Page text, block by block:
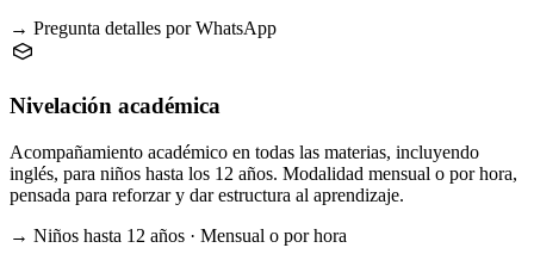
→ Pregunta detalles por WhatsApp
Nivelación académica
Acompañamiento académico en todas las materias, incluyendo
inglés, para niños hasta los 12 años. Modalidad mensual o por hora,
pensada para reforzar y dar estructura al aprendizaje.
→ Niños hasta 12 años · Mensual o por hora